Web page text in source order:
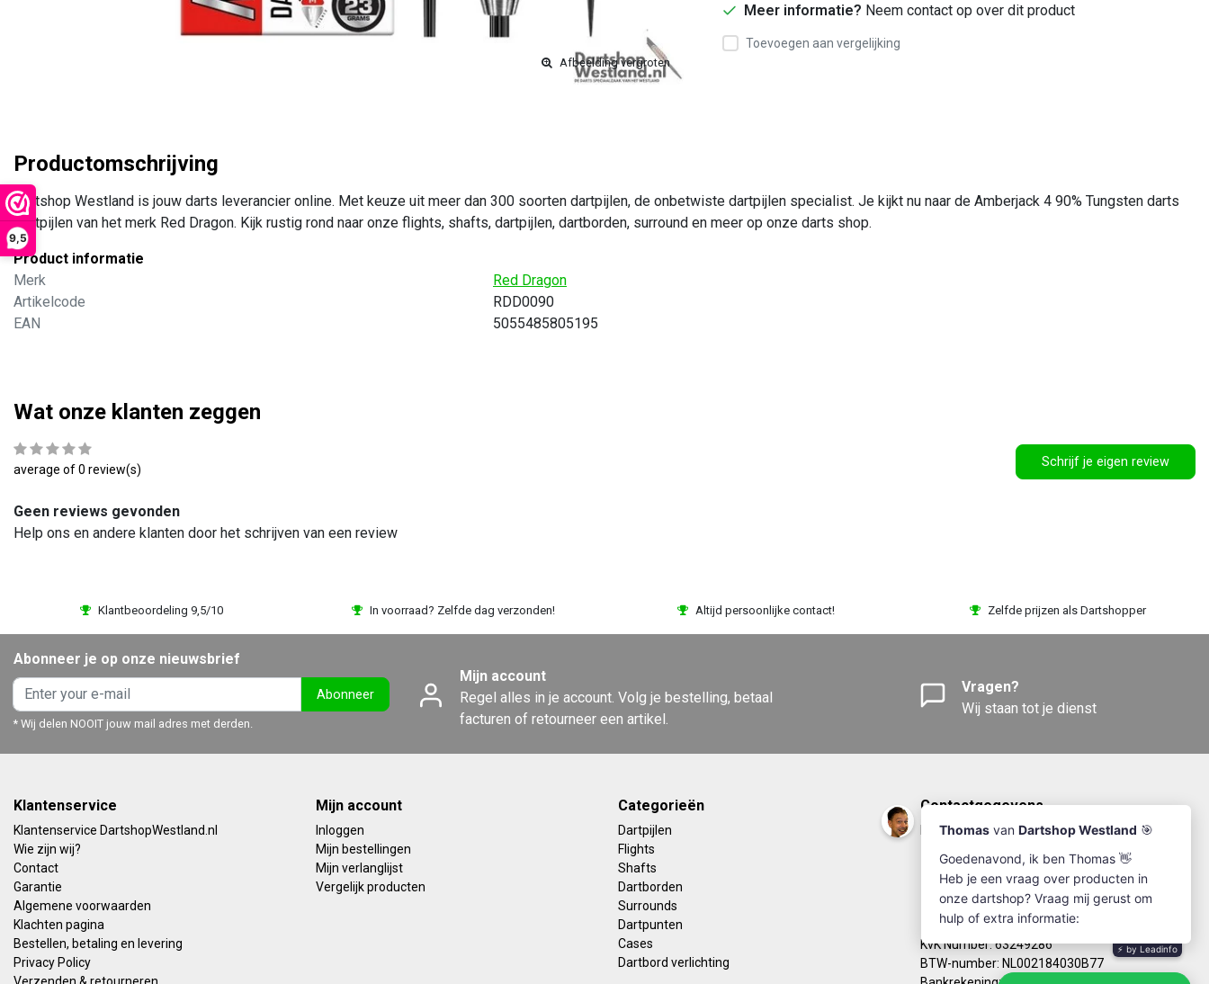
9,5
Afbeelding vergroten
Meer informatie? Neem contact op over dit product
Toevoegen aan vergelijking
Productomschrijving
Dartshop Westland is jouw darts leverancier online. Met keuze uit meer dan 300 soorten dartpijlen, de onbetwiste dartpijlen specialist. Je kijkt nu naar de Amberjack 4 90% Tungsten darts
Dartpijlen van het merk Red Dragon. Kijk rustig rond naar onze flights, shafts, dartpijlen, dartborden, surround en meer op onze darts shop.
Product informatie
Merk
Red Dragon
Artikelcode
RDD0090
EAN
5055485805195
Wat onze klanten zeggen
average of 0 review(s) Schrijf je eigen review
Geen reviews gevonden
Help ons en andere klanten door het schrijven van een review
Klantbeoordeling 9,5/10 In voorraad? Zelfde dag verzonden! Altijd persoonlijke contact! Zelfde prijzen als Dartshopper
Abonneer je op onze nieuwsbrief
Abonneer
* Wij delen NOOIT jouw mail adres met derden.
Mijn account
Regel alles in je account. Volg je bestelling, betaal
facturen of retourneer een artikel.
Vragen?
Wij staan tot je dienst
Klantenservice
Klantenservice DartshopWestland.nl
Wie zijn wij?
Contact
Garantie
Algemene voorwaarden
Klachten pagina
Bestellen, betaling en levering
Privacy Policy
Mijn account
Inloggen
Mijn bestellingen
Mijn verlanglijst
Vergelijk producten
Categorieën
Dartpijlen
Flights
Shafts
Dartborden
Surrounds
Dartpunten
Cases
Dartbord verlichting
Contactgegevens
DartshopWestland.nl
info@dartshopwestland.nl
Kleine Woerdlaan 19
2671 CA - Naaldwijk
KvK Number: 63249286
BTW-number: NL002184030B77